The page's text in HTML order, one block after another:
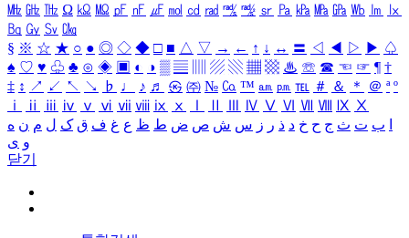
㎒ ㎓ ㎔ Ω ㏀ ㏁ ㎊ ㎋ ㎌ ㏖ ㏅ ㎭ ㎮ ㎯ ㏛ ㎩ ㎪ ㎫ ㎬ ㏝ ㏐
㏓
㏃ ㏉ ㏜ ㏆
§ ※ ☆ ★ ○ ● ◎ ◇ ◆ □ ■ △ ▽ → ← ↑ ↓ ↔ 〓 ◁ ◀ ▷ ▶ ♤
♠ ♡ ♥ ♧ ♣ ⊙ ◈ ▣ ◐ ◑ ▒ ▤ ▨ ▧ ▦ ▩ ♨ ☏ ☎ ☜ ☞ ¶ †
‡ ↕ ↗ ↙ ↖ ↘ ♭ ♩ ♪ ♬ ㉿ ㈜ № ㏇ ™ ㏂ ㏘ ℡ ＃ ＆ ＊ ＠ ª º
ⅰ
ⅱ ⅲ ⅳ ⅴ ⅵ ⅶ ⅷ ⅸ ⅹ Ⅳ Ⅴ Ⅵ Ⅶ Ⅷ Ⅸ Ⅹ
ب ت ث ج ح خ د ذ ر ز س ش ص ض ط ظ ع غ ف ق ک ل م ن ه
و ی
닫기